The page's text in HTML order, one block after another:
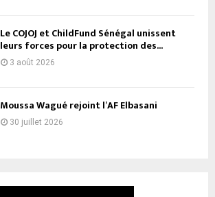
Le COJOJ et ChildFund Sénégal unissent
leurs forces pour la protection des...
3 août 2026
Moussa Wagué rejoint l’AF Elbasani
30 juillet 2026